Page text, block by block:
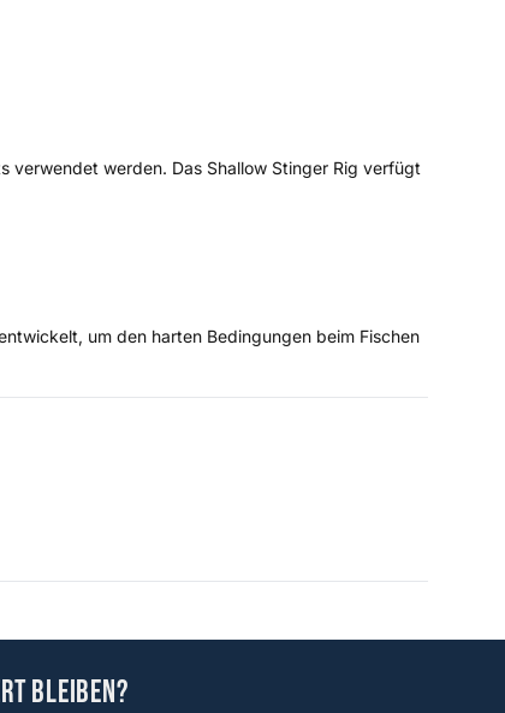
verwendet werden. Das Shallow Stinger Rig verfügt
um den harten Bedingungen beim Fischen
bleiben?